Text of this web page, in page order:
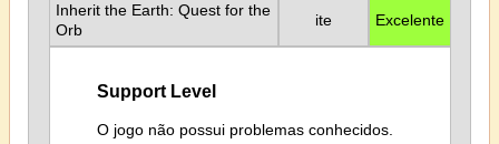
Inherit the Earth: Quest for the
Orb
ite Excelente
Support Level
O jogo não possui problemas conhecidos.